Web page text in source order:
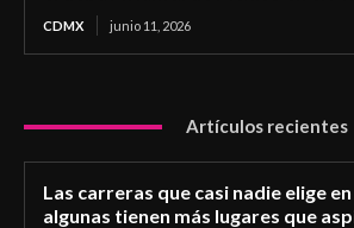
CDMX junio 11, 2026
Artículos recientes
Las carreras que casi nadie elige
algunas tienen más lugares que